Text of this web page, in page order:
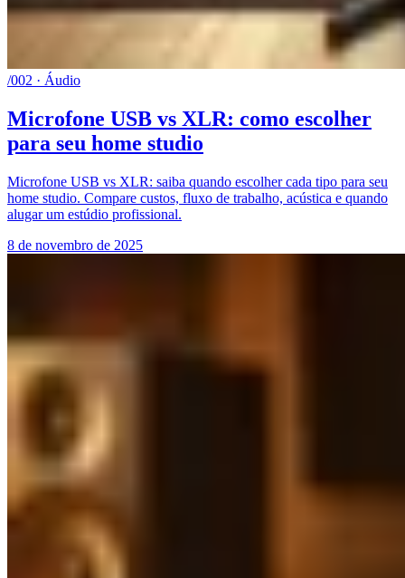
/002 · Áudio
Microfone USB vs XLR: como escolher
para seu home studio
Microfone USB vs XLR: saiba quando escolher cada tipo para seu
home studio. Compare custos, fluxo de trabalho, acústica e quando
alugar um estúdio profissional.
8 de novembro de 2025